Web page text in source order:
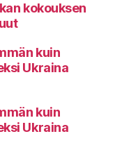
kokouksen
kuin
Ukraina
kuin
Ukraina